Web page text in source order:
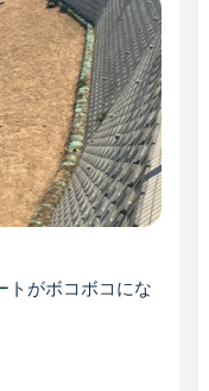
トがボコボコにな